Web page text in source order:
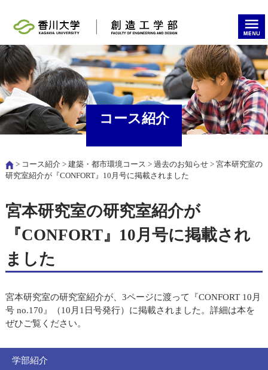
コース紹介
> コース紹介> 建築・都市環境コース > 過去のお知らせ> 宮本研究室の
研究室紹介が『CONFORT』10月号に掲載されました
宮本研究室の研究室紹介が
『CONFORT』10月号に掲載され
ました
宮本研究室の研究室紹介が、3ページに渡って『CONFORT 10月
号 no.170』（10月1日号発行）に掲載されました。詳細は本を
ぜひご覧ください。
学部紹介